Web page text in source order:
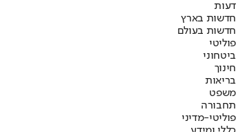
דעות
חדשות בארץ
חדשות בעולם
פוליטי
ביטחוני
חינוך
בריאות
משפט
תחבורה
פוליטי-מדיני